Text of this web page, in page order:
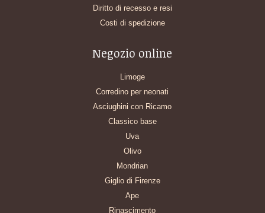
Diritto di recesso e resi
Costi di spedizione
Negozio online
Limoge
Corredino per neonati
Asciughini con Ricamo
Classico base
Uva
Olivo
Mondrian
Giglio di Firenze
Ape
Rinascimento